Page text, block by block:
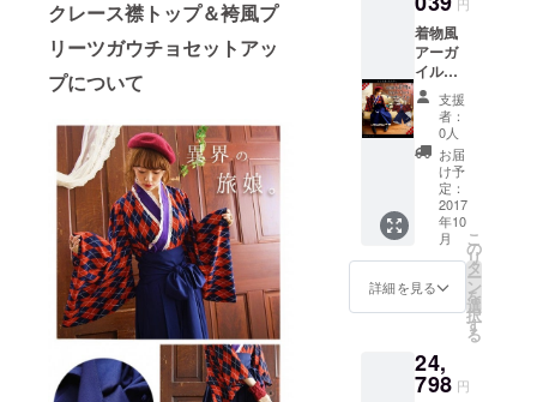
クレース襟トップ＆袴風プ
リーツガウチョセットアッ
プについて
円
着物風
アーガ
イル
チェッ
クレー
ス襟
トップ
＆袴風
プリー
ツガウ
チョ
セット
アップ
（ff102
9）
支援
者：
0人
お届
け予
定：
2017
年10
月
詳細を見る
こ
の
リ
タ
ー
ン
を
選
択
す
る
24,
798 円